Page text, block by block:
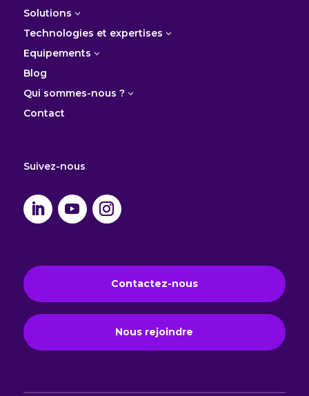
Solutions 3
Technologies et expertises 3
Equipements 3
Blog
Qui sommes-nous ? 3
Contact
Suivez-nous
Contactez-nous
Nous rejoindre